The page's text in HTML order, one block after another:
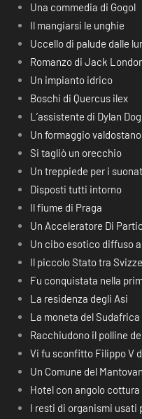
Una commedia di Gogol
Il mangiarsi le unghie
Uccello di palude dalle
Romanzo di Jack
Un impianto idrico
Boschi di Quercus ilex
L’assistente di Dylan Dog
Un formaggio valdostano
Si tagliò un orecchio
Un treppiede per i
Disposti tutti intorno
Il fiume di Praga
Un Acceleratore Di
Un cibo esotico diffuso
Il piccolo Stato tra
Fu conquistata nella
La residenza degli Asi
La moneta del Sudafrica
Racchiudono il polline
Vi fu sconfitto Filippo V
Un Comune del
Hotel con angolo cottura
I resti di organismi usati